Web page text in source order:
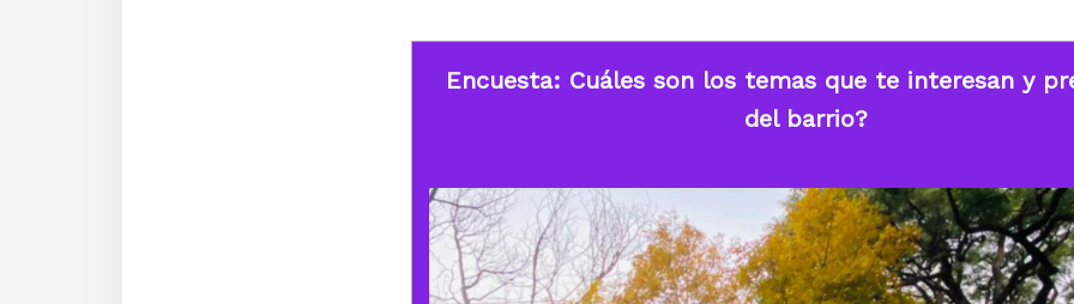
Encuesta: Cuáles son los temas que te interesan y
del barrio?